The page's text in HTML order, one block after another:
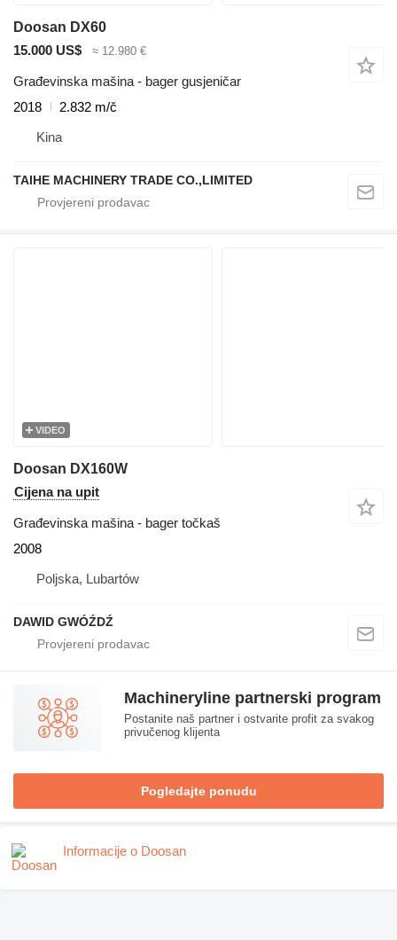
Doosan DX60
15.000 US$
≈ 12.980 €
Građevinska mašina - bager gusjeničar
2018
2.832 m/č
Kina
TAIHE MACHINERY TRADE CO.,LIMITED
VIDEO
Doosan DX160W
Cijena na upit
Građevinska mašina - bager točkaš
2008
Poljska, Lubartów
DAWID GWÓŹDŹ
Machineryline partnerski program
Postanite naš partner i ostvarite profit za svakog
privučenog klijenta
Pogledajte ponudu
Informacije o Doosan